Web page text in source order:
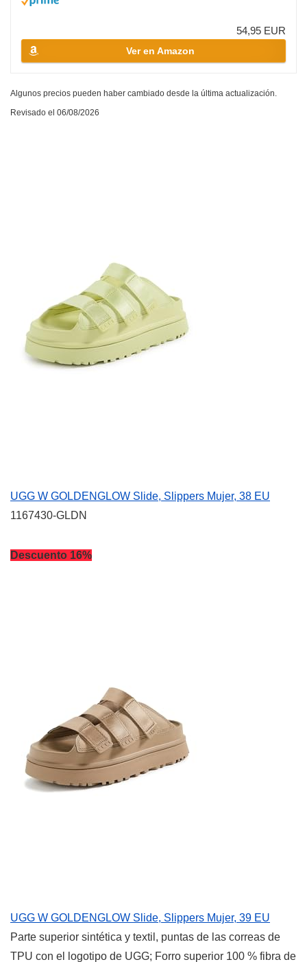
54,95 EUR
Ver en Amazon
Algunos precios pueden haber cambiado desde la última actualización.
Revisado el 06/08/2026
UGG W GOLDENGLOW Slide, Slippers Mujer, 38 EU
1167430-GLDN
Descuento 16%
UGG W GOLDENGLOW Slide, Slippers Mujer, 39 EU
Parte superior sintética y textil, puntas de las correas de
TPU con el logotipo de UGG; Forro superior 100 % fibra de